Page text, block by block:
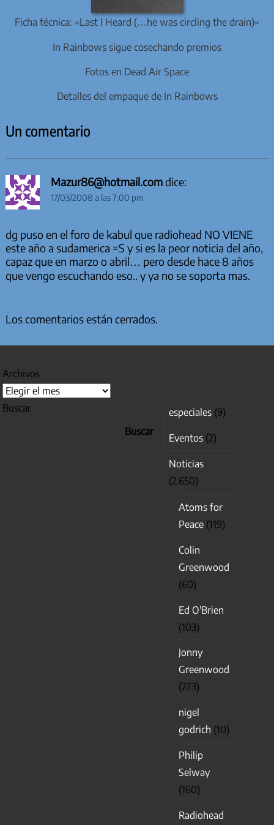
Ficha técnica: «Last I Heard (…he was circling the drain)»
In Rainbows sigue cosechando premios
Fotos en Dead Air Space
Detalles del empaque de In Rainbows
Un comentario
Mazur86@hotmail.comdice:
17/03/2008 a las 7:00 pm
dg puso en el foro de kabul que radiohead NO VIENE
este año a sudamerica =S y si es la peor noticia del año,
capaz que en marzo o abril… pero desde hace 8 años
que vengo escuchando eso.. y ya no se soporta mas.
Los comentarios están cerrados.
Archivos
Buscar
Buscar
especiales (9)
Eventos (2)
Noticias
(2.650)
Atoms for
Peace (119)
Colin
Greenwood
(60)
Ed O'Brien
(103)
Jonny
Greenwood
(273)
nigel
godrich (10)
Philip
Selway
(160)
Radiohead